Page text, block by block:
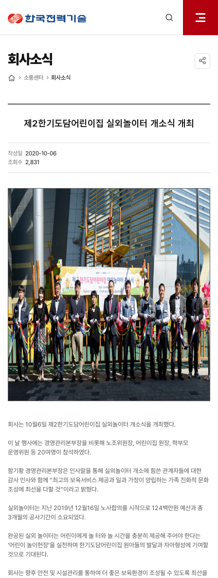
열기
회사소식
소통센터 회사소식
제2한기도담어린이집 실외놀이터 개소식 개최
작성일 2020-10-06
조회수 2,831
회사는 10월6일 제2한기도담어린이집 실외놀이터 개소식을 개최했다.
이 날 행사에는 경영관리본부장을 비롯해 노조위원장, 어린이집 원장, 학부모
운영위원 등 20여명이 참석하였다.
함기황 경영관리본부장은 인사말을 통해 실외놀이터 개소에 힘쓴 관계자들에 대한
감사 인사와 함께 “최고의 보육서비스 제공과 일과 가정이 양립하는 가족 친화적 문화
조성에 최선을 다할 것”이라고 밝혔다.
실외놀이터는 지난 2019년 12월16일 노사합의를 시작으로 124백만원 예산과 총
3개월의 공사기간이 소요되었다.
완공된 실외 놀이터는 어린이에게 놀 터와 놀 시간을 충분히 제공해 주어야 한다는
‘어린이 놀이헌장’을 실천하며 한기도담어린이집 원아들의 발달과 자아형성에 기여할
것으로 기대된다.
회사는 향후 안전 및 시설관리를 통하여 더 좋은 보육환경이 조성될 수 있도록 최선을